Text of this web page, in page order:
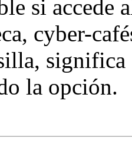
si accede
cyber-
la opción.